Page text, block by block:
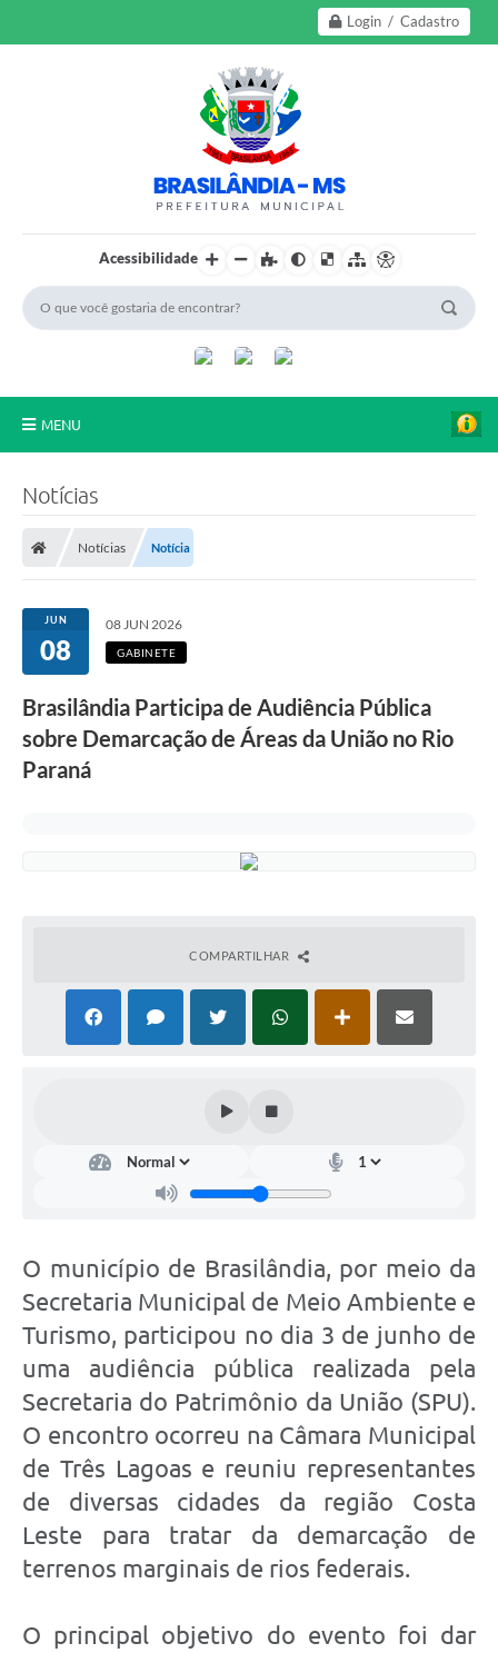
Login / Cadastro
Acessibilidade
MENU
Transparência
Câmara Municipal
e-SIC
Tributação
Formulário
Notícias
Notícias Notícia
JUN
08
08 JUN 2026
GABINETE
Brasilândia Participa de Audiência Pública
sobre Demarcação de Áreas da União no Rio
Paraná
COMPARTILHAR
O município de Brasilândia, por meio da
Secretaria Municipal de Meio Ambiente e
Turismo, participou no dia 3 de junho de
uma audiência pública realizada pela
Secretaria do Patrimônio da União (SPU).
O encontro ocorreu na Câmara Municipal
de Três Lagoas e reuniu representantes
de diversas cidades da região Costa
Leste para tratar da demarcação de
terrenos marginais de rios federais.
O principal objetivo do evento foi dar